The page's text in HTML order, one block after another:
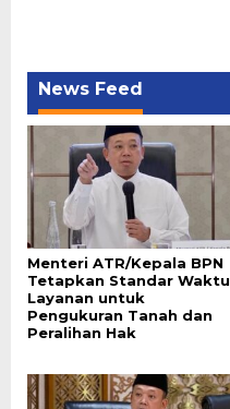
News Feed
Menteri ATR/Kepala BPN
Tetapkan Standar Waktu
Layanan untuk
Pengukuran Tanah dan
Peralihan Hak